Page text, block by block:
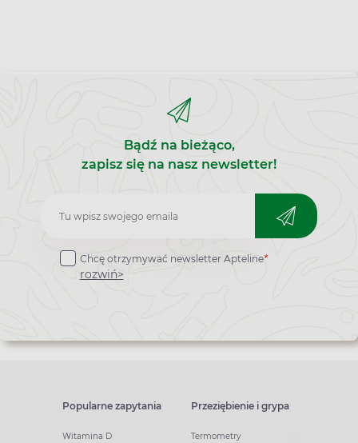
Bądź na bieżąco,
zapisz się na nasz newsletter!
Zapisz
do
newslettera
Chcę otrzymywać newsletter Apteline*
rozwiń>
Popularne zapytania
Witamina D
Przeziębienie i grypa
Termometry